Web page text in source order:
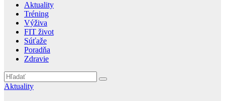
Aktuality
Tréning
Výživa
FIT život
Súťaže
Poradňa
Zdravie
Aktuality